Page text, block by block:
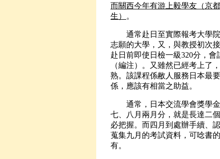
而關西今年有游上毅學友（京
生）
。
通常赴日至實際報考大學院
志願的大學，又，與教授初次
赴日前即使日檢一級320分，
（編注）。又雖然已經考上了
熟。該課程係敝人服務日本最
係，應該有相當之助益。
通常，日本交流學會獎學金
七、八月兩月分，就是長達二
必把握。而四月到處辦手續、
蒐集九月的考試資料，可唸書
有。